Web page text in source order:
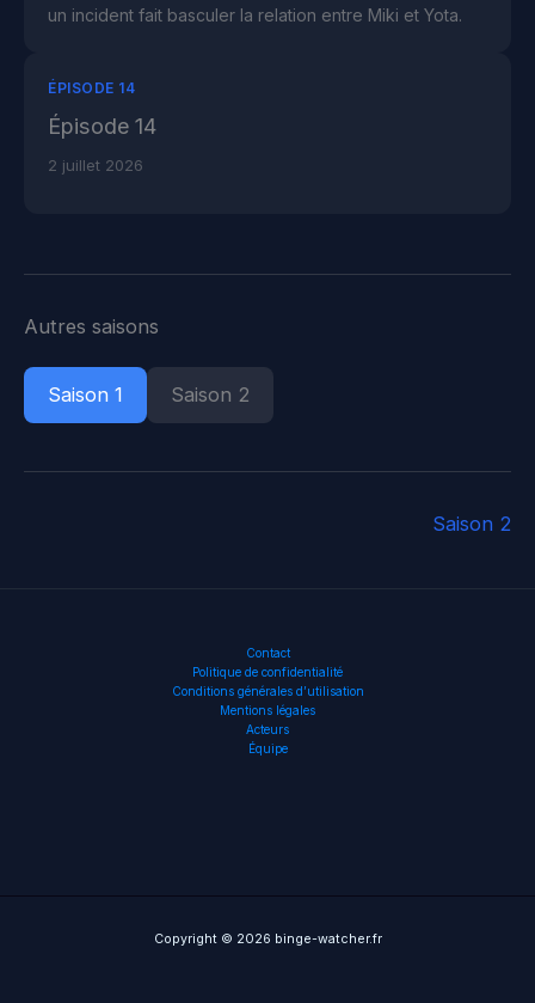
un incident fait basculer la relation entre Miki et Yota.
ÉPISODE 14
Épisode 14
2 juillet 2026
Autres saisons
Saison 1 Saison 2
Saison 2
Contact
Politique de confidentialité
Conditions générales d’utilisation
Mentions légales
Acteurs
Équipe
Copyright © 2026 binge-watcher.fr